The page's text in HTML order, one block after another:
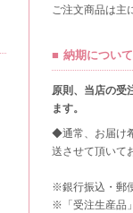
ご注文商品は主
納期について
原則、当店の受
ます。
◆通常、お届け
送させて頂いて
※銀行振込・郵
※「受注生産品